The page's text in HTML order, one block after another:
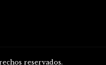
reservados.